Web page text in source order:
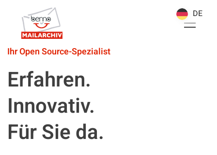
Ihr Open Source-Spezialist
Erfahren.
Innovativ.
Für Sie da.
DE
DE